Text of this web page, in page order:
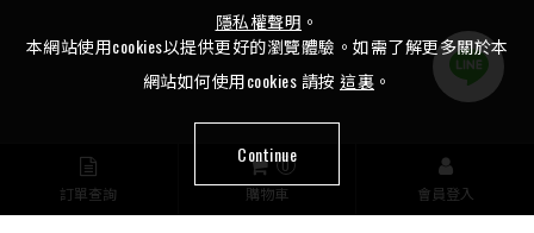
訂單查詢
0
購物車
會員登入
隱私權聲明 。
本網站使用cookies以提供更好的瀏覽體驗。如需了解更多關於本
網站如何使用cookies 請按 這裏 。
Continue